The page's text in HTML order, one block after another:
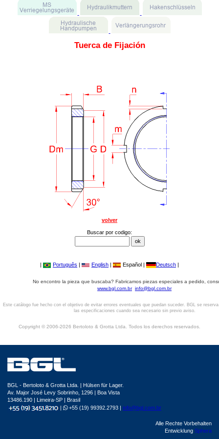
Tuerca de Fijación
volver
Buscar por codigo:
| Português | English | Español | Deutsch |
No encontro la pieza que buscaba? Fabricamos piezas especiales a pedido,
www.bgl.com.br info@bgl.com.br
Este catálogo fue hecho con el objetivo de evitar errores eventuales que puedan suceder. BGL se
las especificaciones cuando sea necesario sin previo aviso.
Copyright © 2006-2026 Bertoloto & Grotta Ltda. Todos los derechos reservados.
BGL - Bertoloto & Grotta Ltda. | Hülsen für Lager.
Av. Major José Levy Sobrinho, 1296 | Boa Vista
13486.190 | Limeira-SP | Brasil
|
+55 (19) 99392.2793 | info@bgl.com.br
Alle Rechte Vorbehalten
Entwicklung Sphera